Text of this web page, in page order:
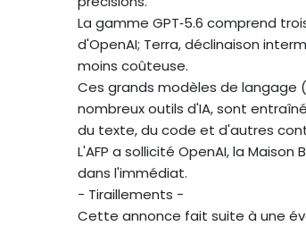
La gamme GPT‑5.6 comprend
d'OpenAI; Terra, déclinaison
moins coûteuse.
Ces grands modèles de langage
nombreux outils d'IA, sont
du texte, du code et d'autres
L'AFP a sollicité OpenAI, la
dans l'immédiat.
- Tiraillements -
Cette annonce fait suite à une